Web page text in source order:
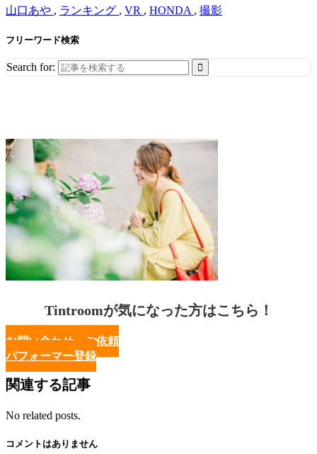
山口あや , ランキング , VR , HONDA , 撮影
フリーワード検索
Search for:
Tintroomが気になった方はこちら！
お問い合わせ・ご依頼
パフォーマー登録
関連する記事
No related posts.
コメントはありません